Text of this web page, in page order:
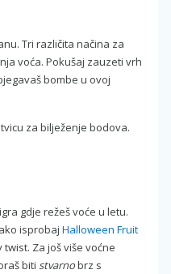
Tri različita načina za
voća. Pokušaj zauzeti vrh
bombe u ovoj
za bilježenje bodova.
gdje režeš voće u letu.
isprobaj Halloween Fruit
Za još više voćne
biti stvarnobrz s